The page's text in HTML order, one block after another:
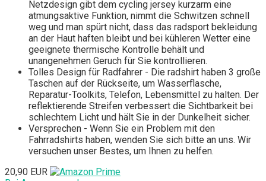
Netzdesign gibt dem cycling jersey kurzarm eine
atmungsaktive Funktion, nimmt die Schwitzen schnell
weg und man spürt nicht, dass das radsport bekleidung
an der Haut haften bleibt und bei kühleren Wetter eine
geeignete thermische Kontrolle behält und
unangenehmen Geruch für Sie kontrollieren.
Tolles Design für Radfahrer - Die radshirt haben 3 große
Taschen auf der Rückseite, um Wasserflasche,
Reparatur-Toolkits, Telefon, Lebensmittel zu halten. Der
reflektierende Streifen verbessert die Sichtbarkeit bei
schlechtem Licht und hält Sie in der Dunkelheit sicher.
Versprechen - Wenn Sie ein Problem mit den
Fahrradshirts haben, wenden Sie sich bitte an uns. Wir
versuchen unser Bestes, um Ihnen zu helfen.
20,90 EUR